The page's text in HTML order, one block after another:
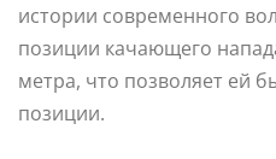
истории современного
позиции качающего
метра, что позволяет ей
позиции.